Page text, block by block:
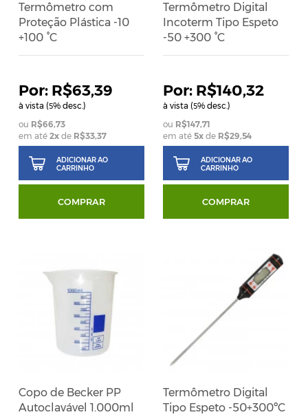
Termômetro com
Proteção Plástica -10
+100 °C
R$63,39
à vista (5% desc.)
R$66,73
em até2x de R$33,37
ADICIONAR AO
CARRINHO
COMPRAR
Termômetro Digital
Incoterm Tipo Espeto
-50 +300 °C
R$140,32
à vista (5% desc.)
R$147,71
em até 5xde R$29,54
ADICIONAR AO
CARRINHO
COMPRAR
Copo de Becker PP
Autoclavável 1.000ml
Termômetro Digital
Tipo Espeto -50+300ºC